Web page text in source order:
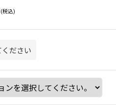
(税込)
ださい